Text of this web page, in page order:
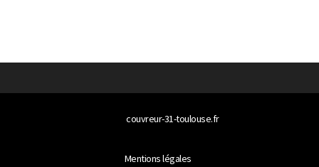
couvreur-31-toulouse.fr
Mentions légales